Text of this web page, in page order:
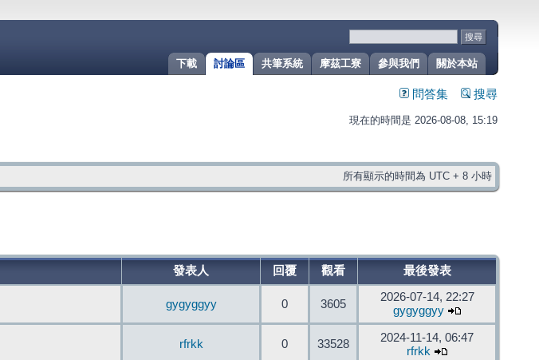
關於本站
參與我們
摩茲工寮
共筆系統
討論區
下載
問答集 搜尋
現在的時間是 2026-08-08, 15:19
所有顯示的時間為 UTC + 8 小時
發表人 回覆 觀看 最後發表
gygyggyy 0 3605
2026-07-14, 22:27
gygyggyy
rfrkk 0 33528
2024-11-14, 06:47
rfrkk